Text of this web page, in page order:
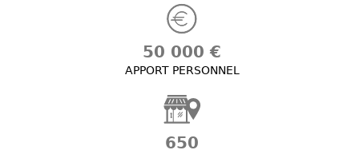
50 000 €
APPORT PERSONNEL
650